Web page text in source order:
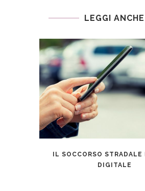
LEGGI ANCHE
IL SOCCORSO
DIGITALE